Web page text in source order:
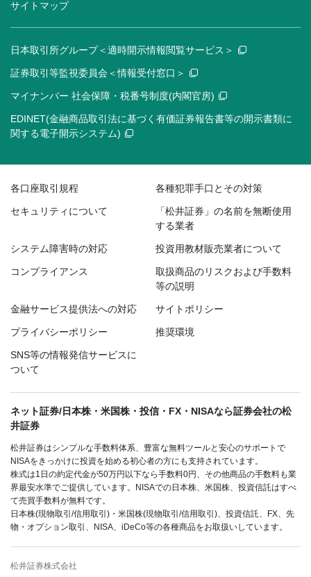
サイトマップ
日本取引所グループ＜適時開示情報閲覧サービス＞
証券取引等監視委員会＜情報受付窓口＞
マイナンバー 社会保障・税番号制度(内閣官房)
EDINET(金融商品取引法に基づく有価証券報告書等の開示書類に
関する電子開示システム)
各口座取引規程 各種犯罪手口とその対策
セキュリティについて
「松井証券」の名前を無断使用
する業者
システム障害時の対応 投資用教材販売業者について
コンプライアンス
取扱商品のリスクおよび手数料
等の説明
金融サービス提供法への対応 サイトポリシー
プライバシーポリシー 推奨環境
SNS等の情報発信サービスに
ついて
ネット証券/日本株・米国株・投信・FX・NISAなら証券会社の松
井証券
松井証券はシンプルな手数料体系、豊富な無料ツールと安心のサポートで
NISAをきっかけに投資を始める初心者の方にも支持されています。
株式は1日の約定代金が50万円以下なら手数料0円、その他商品の手数料も業
界最安水準でご提供しています。NISAでの日本株、米国株、投資信託はすべ
て売買手数料が無料です。
日本株(現物取引/信用取引)・米国株(現物取引/信用取引)、投資信託、FX、先
物・オプション取引、NISA、iDeCo等の各種商品をお取扱いしています。
松井証券株式会社